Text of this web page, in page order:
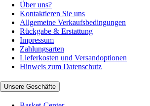
Über uns?
Kontaktieren Sie uns
Allgemeine Verkaufsbedingungen
Rückgabe & Erstattung
Impressum
Zahlungsarten
Lieferkosten und Versandoptionen
Hinweis zum Datenschutz
Unsere Geschäfte